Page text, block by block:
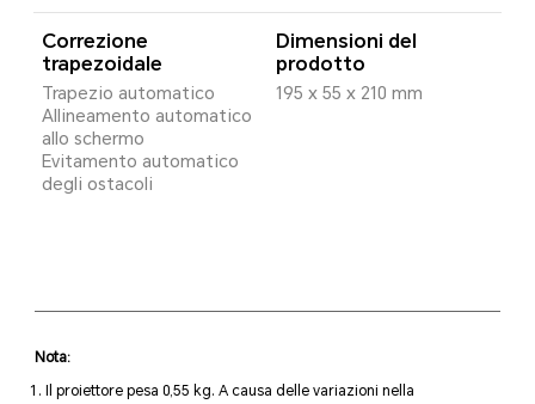
Dimensioni del
prodotto
195 x 55 x 210 mm
Correzione
trapezoidale
Trapezio automatico
Allineamento automatico
allo schermo
Evitamento automatico
degli ostacoli
Nota:
Il proiettore pesa 0,55 kg. A causa delle variazioni nella